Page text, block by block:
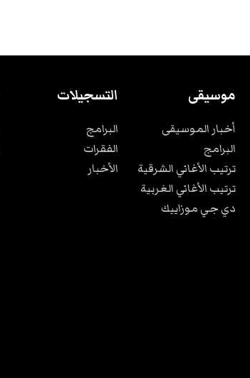
موسيقى
أخبار الموسيقى
البرامج
ترتيب الأغاني الشرقية
ترتيب الأغاني الغربية
دي جي موزاييك
التسجيلات
البرامج
الفقرات
الأخبار